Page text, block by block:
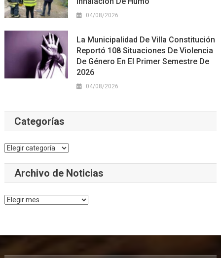
04/08/2026
La Municipalidad De Villa Constitución
Reportó 108 Situaciones De Violencia
De Género En El Primer Semestre De
2026
04/08/2026
Categorías
Categorías
Archivo de Noticias
Archivo